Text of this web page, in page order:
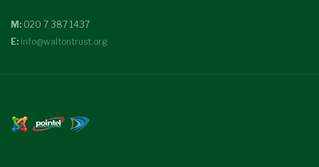
M: 020 7 387 1437
E: info@waltontrust.org